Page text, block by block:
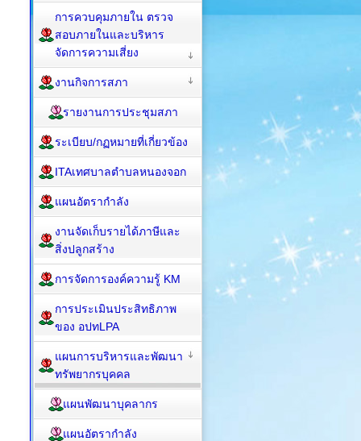
การควบคุมภายใน ตรวจ
สอบภายในและบริหาร
จัดการความเสี่ยง
งานกิจการสภา
รายงานการประชุมสภา
ระเบียบ/กฏหมายที่เกี่ยวข้อง
ITAเทศบาลตำบลหนองจอก
แผนอัตรากำลัง
งานจัดเก็บรายได้ภาษีและ
สิ่งปลูกสร้าง
การจัดการองค์ความรู้ KM
การประเมินประสิทธิภาพ
ของ อปทLPA
แผนการบริหารและพัฒนา
ทรัพยากรบุคคล
แผนพัฒนาบุคลากร
แผนอัตรากำลัง